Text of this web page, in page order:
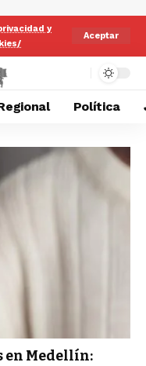
y
Aceptar
Política
en Medellín: